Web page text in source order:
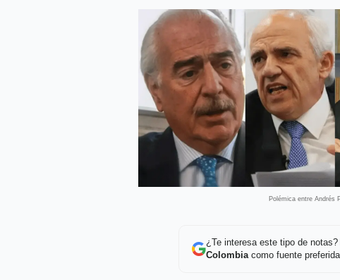
Polémica entre Andrés
¿Te interesa este tipo de
Colombiacomo fuente